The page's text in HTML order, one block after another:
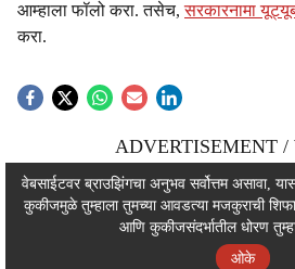
आम्हाला फॉलो करा. तसेच,सरकारनामा
करा.
ADVERTISEMENT /
ADVERTISEMENT /
ADVERTISEMENT /
वेबसाईटवर ब्राउझिंगचा अनुभव सर्वोत्तम असावा,
कुकीजमुळे तुम्हाला तुमच्या आवडत्या मजकुराची
आणि कुकीजसंदर्भातील धोरण
ओके